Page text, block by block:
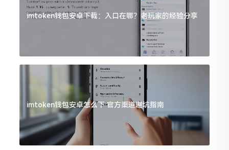
imtoken钱包安卓下载：入口在哪？老玩家的经验分享
imtoken钱包安卓怎么下 官方渠道避坑指南